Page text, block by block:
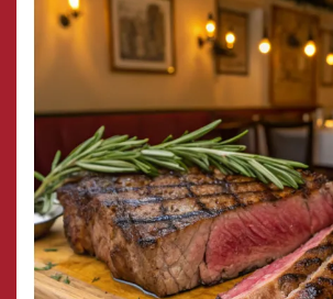
Bildergalerie
springen